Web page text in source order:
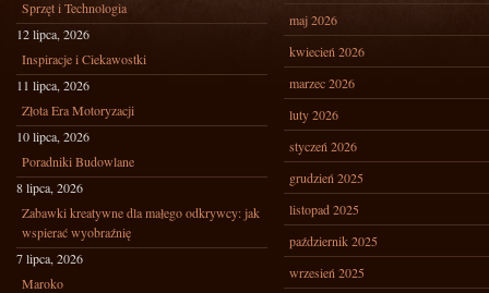
Sprzęt i Technologia
12 lipca, 2026
Inspiracje i Ciekawostki
11 lipca, 2026
Złota Era Motoryzacji
10 lipca, 2026
Poradniki Budowlane
8 lipca, 2026
Zabawki kreatywne dla małego odkrywcy: jak
wspierać wyobraźnię
7 lipca, 2026
Maroko
maj 2026
kwiecień 2026
marzec 2026
luty 2026
styczeń 2026
grudzień 2025
listopad 2025
październik 2025
wrzesień 2025